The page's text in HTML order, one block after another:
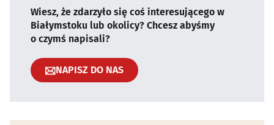
Wiesz, że zdarzyło się coś interesującego w
Białymstoku lub okolicy? Chcesz abyśmy
o czymś napisali?
NAPISZ DO NAS